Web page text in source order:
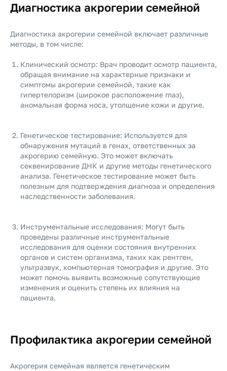
Диагностика акрогерии семейной
Диагностика акрогерии семейной включает различные
методы, в том числе:
Клинический осмотр: Врач проводит осмотр пациента,
обращая внимание на характерные признаки и
симптомы акрогерии семейной, такие как
гипертелоризм (широкое расположение глаз),
аномальная форма носа, утолщение кожи и другие.
Генетическое тестирование: Используется для
обнаружения мутаций в генах, ответственных за
акрогерию семейную. Это может включать
секвенирование ДНК и другие методы генетического
анализа. Генетическое тестирование может быть
полезным для подтверждения диагноза и определения
наследственности заболевания.
Инструментальные исследования: Могут быть
проведены различные инструментальные
исследования для оценки состояния внутренних
органов и систем организма, таких как рентген,
ультразвук, компьютерная томография и другие. Это
может помочь выявить возможные сопутствующие
изменения и оценить степень их влияния на
пациента.
Профилактика акрогерии семейной
Акрогерия семейная является генетическим